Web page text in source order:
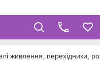
живлення, перехідники,